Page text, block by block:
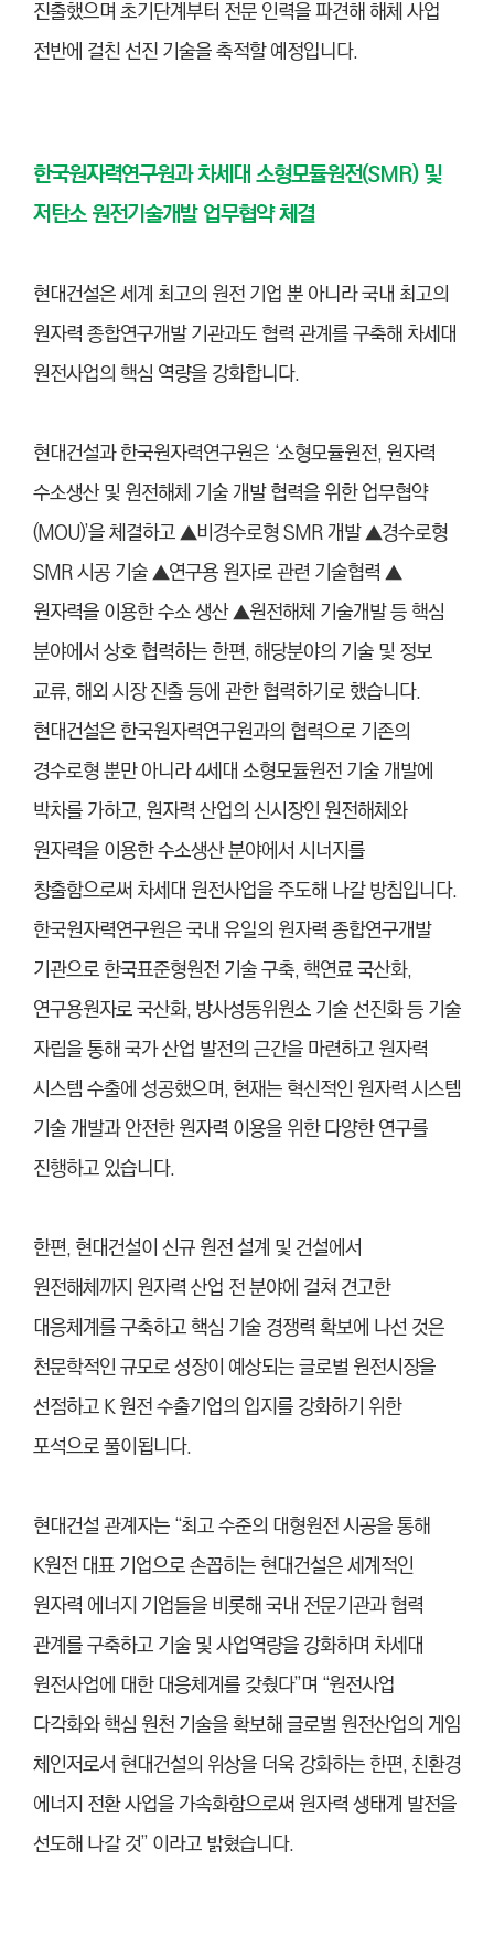
진출했으며 초기단계부터 전문 인력을 파견해 해체 사업
전반에 걸친 선진 기술을 축적할 예정입니다.
한국원자력연구원과 차세대 소형모듈원전(SMR) 및
저탄소 원전기술개발 업무협약 체결
현대건설은 세계 최고의 원전 기업 뿐 아니라 국내 최고의
원자력 종합연구개발 기관과도 협력 관계를 구축해 차세대
원전사업의 핵심 역량을 강화합니다.
현대건설과 한국원자력연구원은 ‘소형모듈원전, 원자력
수소생산 및 원전해체 기술 개발 협력을 위한 업무협약
(MOU)’을 체결하고 ▲비경수로형 SMR 개발 ▲경수로형
SMR 시공 기술 ▲연구용 원자로 관련 기술협력 ▲
원자력을 이용한 수소 생산 ▲원전해체 기술개발 등 핵심
분야에서 상호 협력하는 한편, 해당분야의 기술 및 정보
교류, 해외 시장 진출 등에 관한 협력하기로 했습니다.
현대건설은 한국원자력연구원과의 협력으로 기존의
경수로형 뿐만 아니라 4세대 소형모듈원전 기술 개발에
박차를 가하고, 원자력 산업의 신시장인 원전해체와
원자력을 이용한 수소생산 분야에서 시너지를
창출함으로써 차세대 원전사업을 주도해 나갈 방침입니다.
한국원자력연구원은 국내 유일의 원자력 종합연구개발
기관으로 한국표준형원전 기술 구축, 핵연료 국산화,
연구용원자로 국산화, 방사성동위원소 기술 선진화 등 기술
자립을 통해 국가 산업 발전의 근간을 마련하고 원자력
시스템 수출에 성공했으며, 현재는 혁신적인 원자력 시스템
기술 개발과 안전한 원자력 이용을 위한 다양한 연구를
진행하고 있습니다.
한편, 현대건설이 신규 원전 설계 및 건설에서
원전해체까지 원자력 산업 전 분야에 걸쳐 견고한
대응체계를 구축하고 핵심 기술 경쟁력 확보에 나선 것은
천문학적인 규모로 성장이 예상되는 글로벌 원전시장을
선점하고 K 원전 수출기업의 입지를 강화하기 위한
포석으로 풀이됩니다.
현대건설 관계자는 “최고 수준의 대형원전 시공을 통해
K원전 대표 기업으로 손꼽히는 현대건설은 세계적인
원자력 에너지 기업들을 비롯해 국내 전문기관과 협력
관계를 구축하고 기술 및 사업역량을 강화하며 차세대
원전사업에 대한 대응체계를 갖췄다”며 “원전사업
다각화와 핵심 원천 기술을 확보해 글로벌 원전산업의 게임
체인저로서 현대건설의 위상을 더욱 강화하는 한편, 친환경
에너지 전환 사업을 가속화함으로써 원자력 생태계 발전을
선도해 나갈 것” 이라고 밝혔습니다.